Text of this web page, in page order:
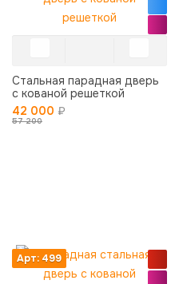
Стальная парадная дверь
с кованой решеткой
42 000 ₽
57 200
Арт: 499